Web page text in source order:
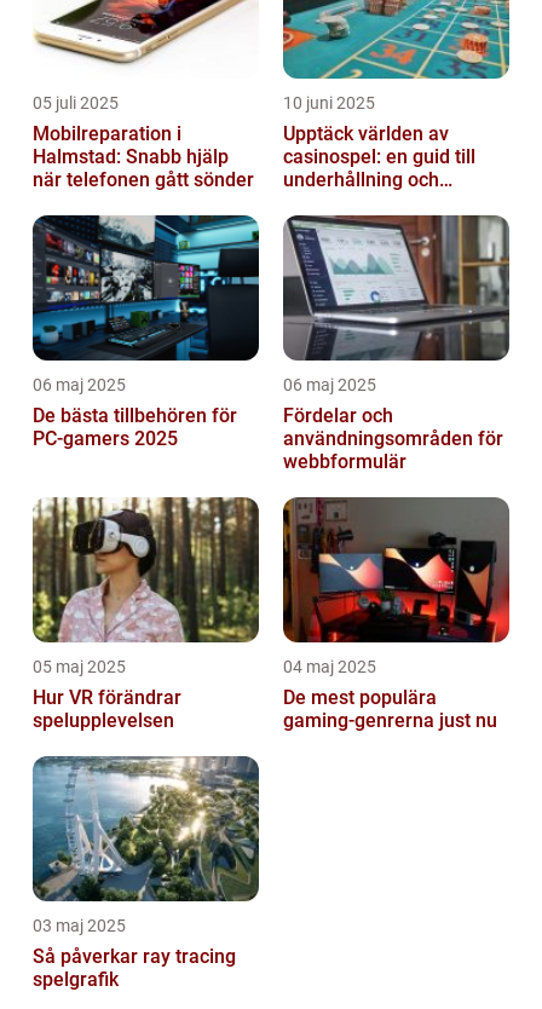
05 juli 2025
Mobilreparation i
Halmstad: Snabb hjälp
när telefonen gått sönder
10 juni 2025
Upptäck världen av
casinospel: en guid till
underhållning och
06 maj 2025
De bästa tillbehören för
PC-gamers 2025
06 maj 2025
Fördelar och
användningsområden för
webbformulär
05 maj 2025
Hur VR förändrar
spelupplevelsen
04 maj 2025
De mest populära
gaming-genrerna just nu
03 maj 2025
Så påverkar ray tracing
spelgrafik